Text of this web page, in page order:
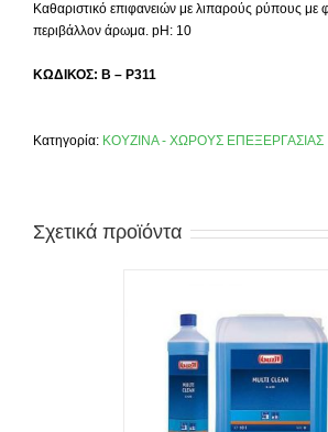
Καθαριστικό επιφανειών με λιπαρούς ρύπους με
περιβάλλον άρωμα. pH: 10
ΚΩΔΙΚΟΣ: B – P311
Κατηγορία: ΚΟΥΖΙΝΑ - ΧΩΡΟΥΣ ΕΠΕΞΕΡΓΑΣΙΑΣ
Σχετικά προϊόντα